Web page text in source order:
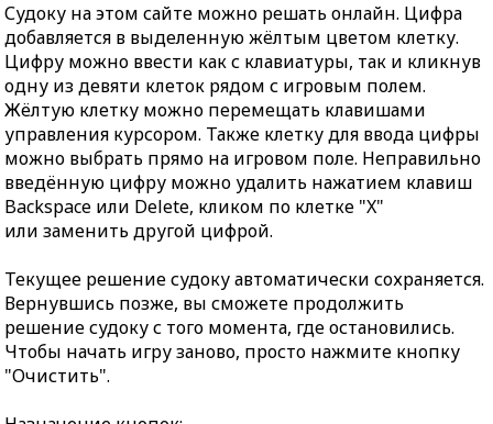
Судоку на этом сайте можно решать онлайн. Цифра
добавляется в выделенную жёлтым цветом клетку.
Цифру можно ввести как с клавиатуры, так и кликнув
одну из девяти клеток рядом с игровым полем.
Жёлтую клетку можно перемещать клавишами
управления курсором. Также клетку для ввода цифры
можно выбрать прямо на игровом поле. Неправильно
введённую цифру можно удалить нажатием клавиш
Backspace или Delete, кликом по клетке "X"
или заменить другой цифрой.
Текущее решение судоку автоматически сохраняется.
Вернувшись позже, вы сможете продолжить
решение судоку с того момента, где остановились.
Чтобы начать игру заново, просто нажмите кнопку
"Очистить".